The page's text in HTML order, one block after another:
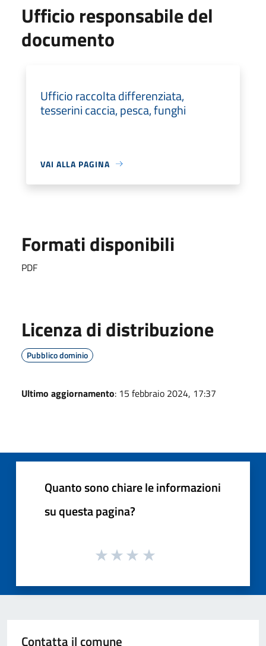
Ufficio responsabile del
documento
Ufficio raccolta differenziata,
tesserini caccia, pesca, funghi
VAI ALLA PAGINA
Formati disponibili
PDF
Licenza di distribuzione
Pubblico dominio
Ultimo aggiornamento: 15 febbraio 2024, 17:37
Quanto sono chiare le informazioni
su questa pagina?
Contatta il comune